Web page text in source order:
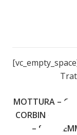
MOTTURA –
CORBIN –
–